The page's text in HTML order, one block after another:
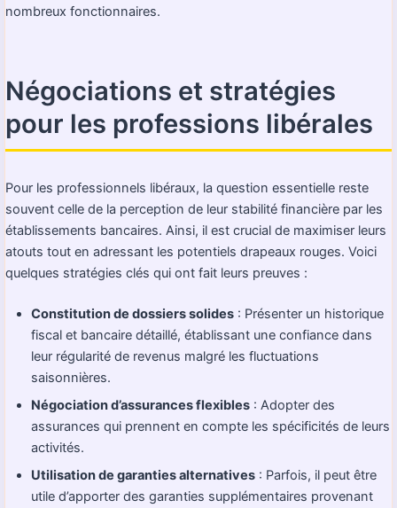
nombreux fonctionnaires.
Négociations et stratégies
pour les professions libérales
Pour les professionnels libéraux, la question essentielle reste
souvent celle de la perception de leur stabilité financière par les
établissements bancaires. Ainsi, il est crucial de maximiser leurs
atouts tout en adressant les potentiels drapeaux rouges. Voici
quelques stratégies clés qui ont fait leurs preuves :
Constitution de dossiers solides : Présenter un historique
fiscal et bancaire détaillé, établissant une confiance dans
leur régularité de revenus malgré les fluctuations
saisonnières.
Négociation d’assurances flexibles : Adopter des
assurances qui prennent en compte les spécificités de leurs
activités.
Utilisation de garanties alternatives : Parfois, il peut être
utile d’apporter des garanties supplémentaires provenant